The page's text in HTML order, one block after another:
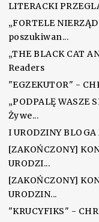
LITERACKI
„FORTELE
poszukiwan...
„THE BLACK CAT
Readers
"EGZEKUTOR" -
„PODPALĘ WASZE
Żywe...
I URODZINY
[ZAKOŃCZONY]
URODZI...
[ZAKOŃCZONY]
URODZIN...
"KRUCYFIKS" -